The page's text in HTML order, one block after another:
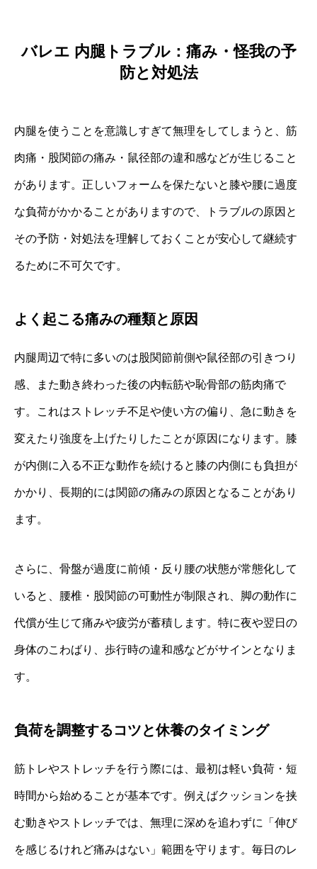
バレエ 内腿トラブル：痛み・怪我の予
防と対処法
内腿を使うことを意識しすぎて無理をしてしまうと、筋
肉痛・股関節の痛み・鼠径部の違和感などが生じること
があります。正しいフォームを保たないと膝や腰に過度
な負荷がかかることがありますので、トラブルの原因と
その予防・対処法を理解しておくことが安心して継続す
るために不可欠です。
よく起こる痛みの種類と原因
内腿周辺で特に多いのは股関節前側や鼠径部の引きつり
感、また動き終わった後の内転筋や恥骨部の筋肉痛で
す。これはストレッチ不足や使い方の偏り、急に動きを
変えたり強度を上げたりしたことが原因になります。膝
が内側に入る不正な動作を続けると膝の内側にも負担が
かかり、長期的には関節の痛みの原因となることがあり
ます。
さらに、骨盤が過度に前傾・反り腰の状態が常態化して
いると、腰椎・股関節の可動性が制限され、脚の動作に
代償が生じて痛みや疲労が蓄積します。特に夜や翌日の
身体のこわばり、歩行時の違和感などがサインとなりま
す。
負荷を調整するコツと休養のタイミング
筋トレやストレッチを行う際には、最初は軽い負荷・短
時間から始めることが基本です。例えばクッションを挟
む動きやストレッチでは、無理に深めを追わずに「伸び
を感じるけれど痛みはない」範囲を守ります。毎日のレ